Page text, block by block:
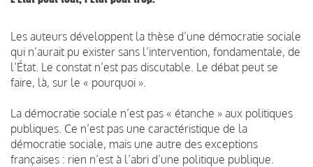
Les auteurs développent la thèse d’une démocratie sociale
qui n’aurait pu exister sans l’intervention, fondamentale, de
l’État. Le constat n’est pas discutable. Le débat peut se
faire, là, sur le « pourquoi ».
La démocratie sociale n’est pas « étanche » aux politiques
publiques. Ce n’est pas une caractéristique de la
démocratie sociale, mais une autre des exceptions
françaises : rien n’est à l’abri d’une politique publique.